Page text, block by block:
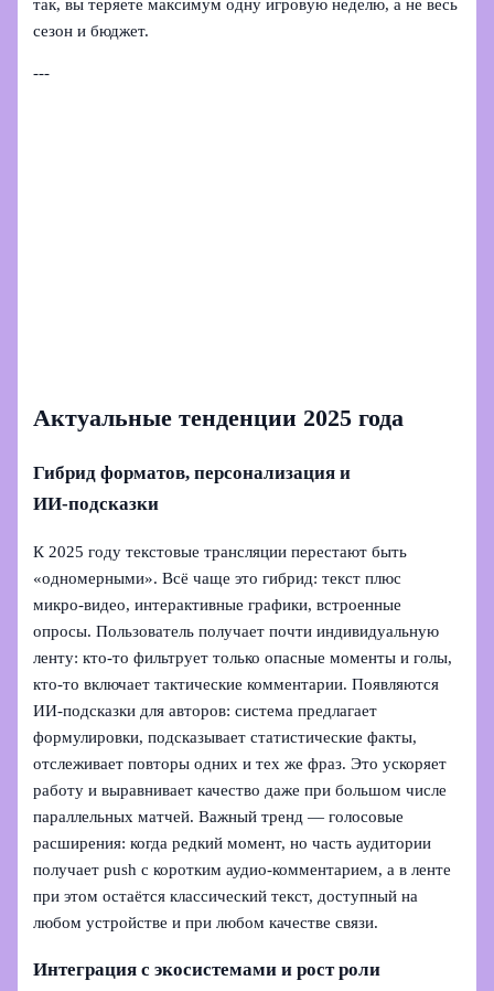
так, вы теряете максимум одну игровую неделю, а не весь
сезон и бюджет.
---
Актуальные тенденции 2025 года
Гибрид форматов, персонализация и
ИИ‑подсказки
К 2025 году текстовые трансляции перестают быть
«одномерными». Всё чаще это гибрид: текст плюс
микро‑видео, интерактивные графики, встроенные
опросы. Пользователь получает почти индивидуальную
ленту: кто‑то фильтрует только опасные моменты и голы,
кто‑то включает тактические комментарии. Появляются
ИИ‑подсказки для авторов: система предлагает
формулировки, подсказывает статистические факты,
отслеживает повторы одних и тех же фраз. Это ускоряет
работу и выравнивает качество даже при большом числе
параллельных матчей. Важный тренд — голосовые
расширения: когда редкий момент, но часть аудитории
получает push с коротким аудио‑комментарием, а в ленте
при этом остаётся классический текст, доступный на
любом устройстве и при любом качестве связи.
Интеграция с экосистемами и рост роли